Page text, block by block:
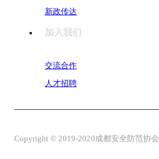
新政传达
加入我们
交流合作
人才招聘
Copyright © 2019-2020成都安全防范协会